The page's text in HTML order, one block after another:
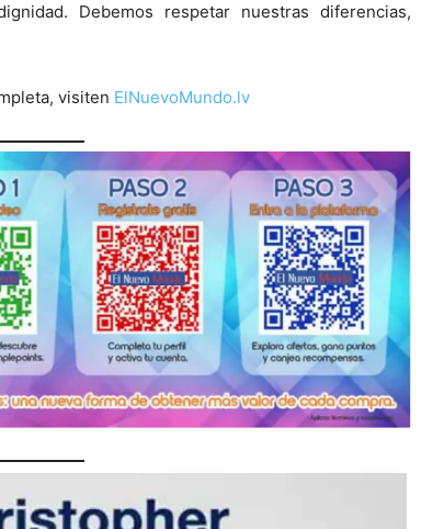
Debemos respetar nuestras diferencias,
visiten ElNuevoMundo.lv